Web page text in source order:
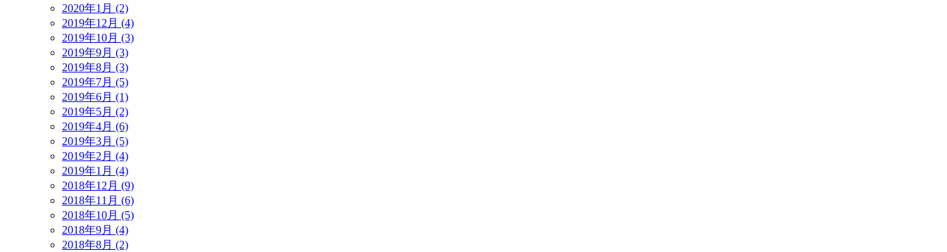
2020年1月 (2)
2019年12月 (4)
2019年10月 (3)
2019年9月 (3)
2019年8月 (3)
2019年7月 (5)
2019年6月 (1)
2019年5月 (2)
2019年4月 (6)
2019年3月 (5)
2019年2月 (4)
2019年1月 (4)
2018年12月 (9)
2018年11月 (6)
2018年10月 (5)
2018年9月 (4)
2018年8月 (2)